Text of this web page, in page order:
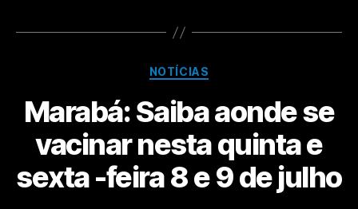
NOTÍCIAS
Marabá: Saiba aonde se
vacinar nesta quinta e
sexta -feira 8 e 9 de julho